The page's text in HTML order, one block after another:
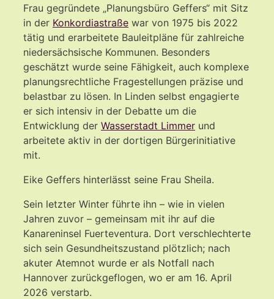
Frau gegründete „Planungsbüro Geffers“ mit Sitz
in der Konkordiastraße war von 1975 bis 2022
tätig und erarbeitete Bauleitpläne für zahlreiche
niedersächsische Kommunen. Besonders
geschätzt wurde seine Fähigkeit, auch komplexe
planungsrechtliche Fragestellungen präzise und
belastbar zu lösen. In Linden selbst engagierte
er sich intensiv in der Debatte um die
Entwicklung der Wasserstadt Limmer und
arbeitete aktiv in der dortigen Bürgerinitiative
mit.
Eike Geffers hinterlässt seine Frau Sheila.
Sein letzter Winter führte ihn – wie in vielen
Jahren zuvor – gemeinsam mit ihr auf die
Kanareninsel Fuerteventura. Dort verschlechterte
sich sein Gesundheitszustand plötzlich; nach
akuter Atemnot wurde er als Notfall nach
Hannover zurückgeflogen, wo er am 16. April
2026 verstarb.